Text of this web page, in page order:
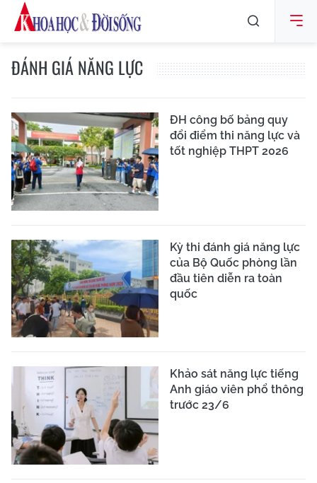
ĐÁNH GIÁ NĂNG LỰC
ĐH công bố bảng quy
đổi điểm thi năng lực và
tốt nghiệp THPT 2026
Kỳ thi đánh giá năng lực
của Bộ Quốc phòng lần
đầu tiên diễn ra toàn
quốc
Khảo sát năng lực tiếng
Anh giáo viên phổ thông
trước 23/6